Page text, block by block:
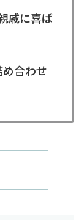
戚に喜ば
合わせ